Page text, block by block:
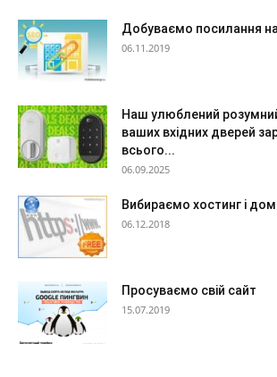
Добуваємо посилання
06.11.2019
Наш улюблений
ваших вхідних дверей
всього...
06.09.2025
Вибираємо хостинг і
06.12.2018
Просуваємо свій сайт
15.07.2019